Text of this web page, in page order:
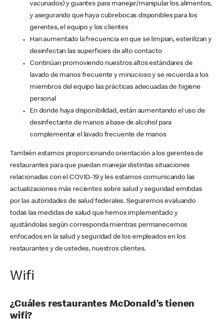
vacunados) y guantes para manejar/manipular los alimentos,
y asegurando que haya cubrebocas disponibles para los
gerentes, el equipo y los clientes
Han aumentado la frecuencia en que se limpian, esterilizan y
desinfectan las superficies de alto contacto
Continúan promoviendo nuestros altos estándares de
lavado de manos frecuente y minucioso y se recuerda a los
miembros del equipo las prácticas adecuadas de higiene
personal
En donde haya disponibilidad, están aumentando el uso de
desinfectante de manos a base de alcohol para
complementar el lavado frecuente de manos
También estamos proporcionando orientación a los gerentes de
restaurantes para que puedan manejar distintas situaciones
relacionadas con el COVID-19 y les estamos comunicando las
actualizaciones más recientes sobre salud y seguridad emitidas
por las autoridades de salud federales. Seguiremos evaluando
todas las medidas de salud que hemos implementado y
ajustándolas según corresponda mientras permanecemos
enfocados en la salud y seguridad de los empleados en los
restaurantes y de ustedes, nuestros clientes.
Wifi
¿Cuáles restaurantes McDonald’s tienen
wifi?